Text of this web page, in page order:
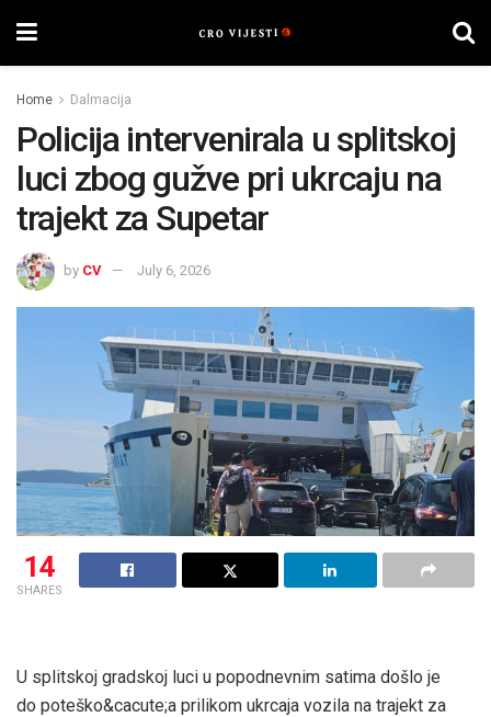
Home Dalmacija
Policija intervenirala u splitskoj
luci zbog gužve pri ukrcaju na
trajekt za Supetar
by CV July 6, 2026
14
SHARES
U splitskoj gradskoj luci u popodnevnim satima došlo je
do poteško&cacute;a prilikom ukrcaja vozila na trajekt za